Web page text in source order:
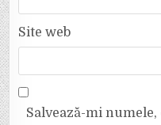
Site web
Salvează-mi